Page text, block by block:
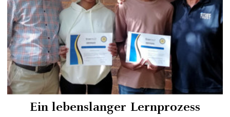
Ein lebenslanger Lernprozess